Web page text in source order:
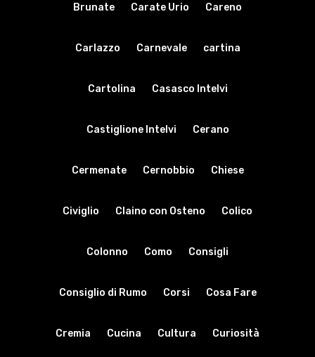
Brunate Carate Urio Careno
Carlazzo Carnevale cartina
Cartolina Casasco Intelvi
Castiglione Intelvi Cerano
Cermenate Cernobbio Chiese
Civiglio Claino con Osteno Colico
Colonno Como Consigli
Consiglio di Rumo Corsi Cosa Fare
Cremia Cucina Cultura Curiosità